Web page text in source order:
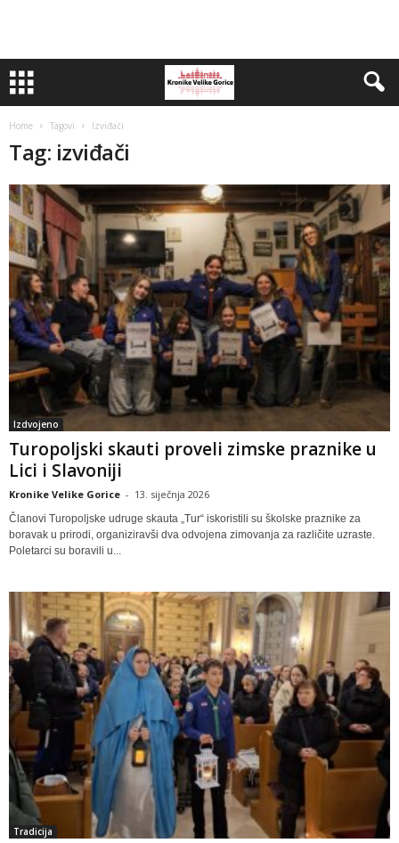
Home Tagovi Izviđači
Tag: izviđači
Izdvojeno
Turopoljski skauti proveli zimske praznike u
Lici i Slavoniji
Kronike Velike Gorice - 13. siječnja 2026
Članovi Turopoljske udruge skauta „Tur“ iskoristili su školske praznike za
boravak u prirodi, organiziravši dva odvojena zimovanja za različite uzraste.
Poletarci su boravili u...
Tradicija